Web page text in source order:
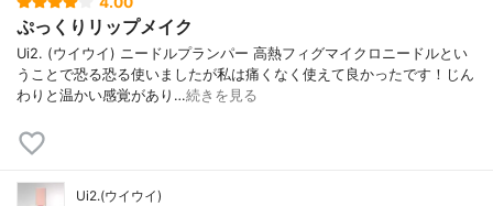
ぷっくりリップメイク
Ui2. (ウイウイ) ニードルプランパー 高熱フィグマイクロニードルとい
うことで恐る恐る使いましたが私は痛くなく使えて良かったです！じん
わりと温かい感覚があり…続きを見る
Ui2.(ウイウイ)